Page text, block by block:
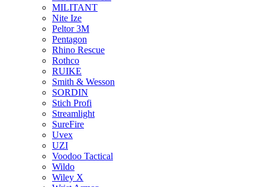
MILITANT
Nite Ize
Peltor 3M
Pentagon
Rhino Rescue
Rothco
RUIKE
Smith & Wesson
SORDIN
Stich Profi
Streamlight
SureFire
Uvex
UZI
Voodoo Tactical
Wildo
Wiley X